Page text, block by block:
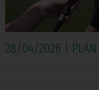
28/04/2026 | PLAN